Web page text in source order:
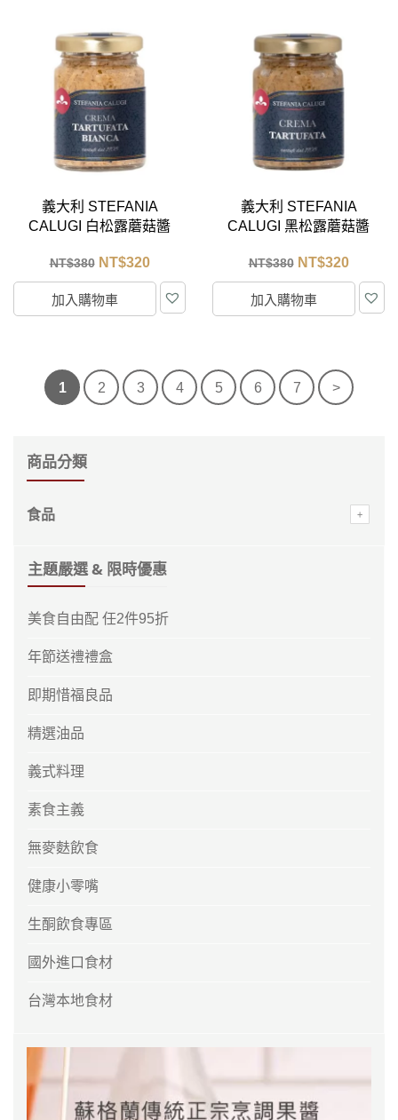
義大利 STEFANIA
CALUGI 白松露蘑菇醬
NT$380 NT$320
加入購物車
義大利 STEFANIA
CALUGI 黑松露蘑菇醬
NT$380 NT$320
加入購物車
1 2 3 4 5 6 7 >
商品分類
食品
主題嚴選 & 限時優惠
美食自由配 任2件95折
年節送禮禮盒
即期惜福良品
精選油品
義式料理
素食主義
無麥麩飲食
健康小零嘴
生酮飲食專區
國外進口食材
台灣本地食材